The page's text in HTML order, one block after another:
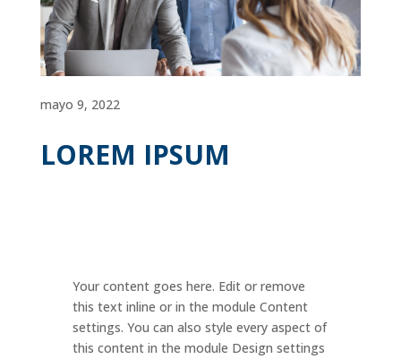
mayo 9, 2022
LOREM IPSUM
Your content goes here. Edit or remove
this text inline or in the module Content
settings. You can also style every aspect of
this content in the module Design settings